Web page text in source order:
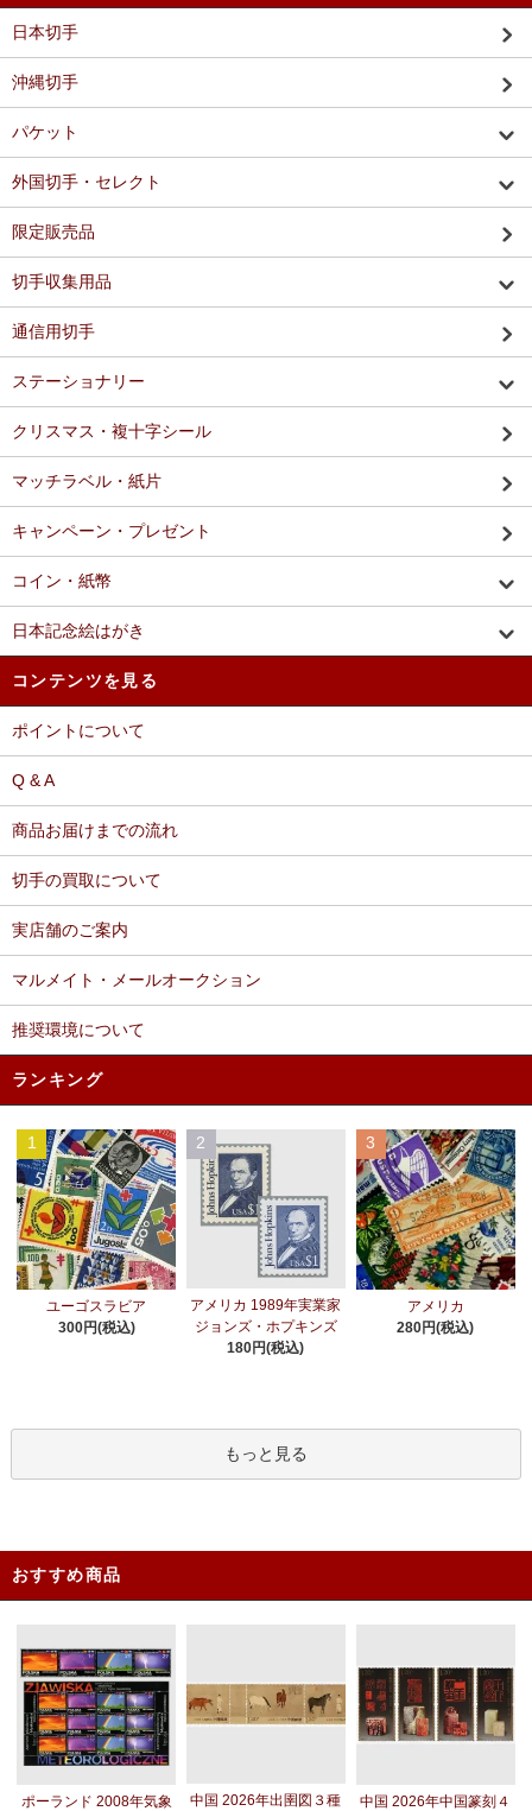
日本切手
沖縄切手
パケット
外国切手・セレクト
限定販売品
切手収集用品
通信用切手
ステーショナリー
クリスマス・複十字シール
マッチラベル・紙片
キャンペーン・プレゼント
コイン・紙幣
日本記念絵はがき
コンテンツを見る
ポイントについて
Q & A
商品お届けまでの流れ
切手の買取について
実店舗のご案内
マルメイト・メールオークション
推奨環境について
ランキング
1
ユーゴスラビア
300円(税込)
2
アメリカ 1989年実業家
ジョンズ・ホプキンズ
180円(税込)
3
アメリカ
280円(税込)
もっと見る
おすすめ商品
ポーランド 2008年気象
中国 2026年出圉図３種
中国 2026年中国篆刻４